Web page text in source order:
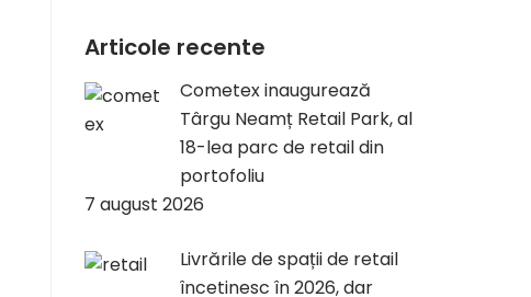
Articole recente
Cometex inaugurează
Târgu Neamț Retail Park, al
18-lea parc de retail din
portofoliu
7 august 2026
Livrările de spații de retail
încetinesc în 2026, dar